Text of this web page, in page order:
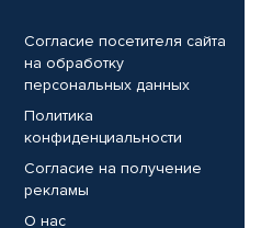
Согласие посетителя сайта
на обработку
персональных данных
Политика
конфиденциальности
Согласие на получение
рекламы
О нас